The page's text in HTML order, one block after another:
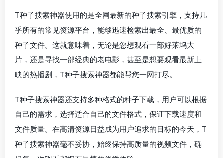
T种子搜索神器使用的是全网最新的种子搜索引擎，支持几
乎所有的常见资源平台，能够迅速检索出最全、最优质的
种子文件。这就意味着，无论是您想观看一部好莱坞大
片，还是寻找一部经典的老电影，甚至是想要观看最新上
映的热播剧，T种子搜索神器都能帮您一网打尽。
T种子搜索神器还支持多种格式的种子下载，用户可以根据
自己的需求，选择适合自己的文件格式，保证下载速度和
文件质量。在高清资源日益成为用户追求的目标的今天，T
种子搜索神器毫不妥协，始终保持高质量的视频文件，确